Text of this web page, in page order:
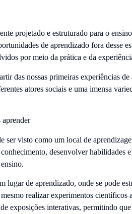
projetado e estruturado para o
de aprendizado fora desse
por meio da prática e da
das nossas primeiras experiências
atores sociais e uma imensa
aprender
ser visto como um local de
desenvolver habilidades
lugar de aprendizado, onde se pode
mesmo realizar experimentos
exposições interativas, permitindo